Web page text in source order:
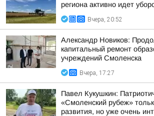
региона активно идет
Вчера, 20:52
Александр Новиков:
капитальный ремонт
учреждений Смоленска
Вчера, 17:27
Павел Кукушкин:
«Смоленский рубеж»
развития, но уже очень